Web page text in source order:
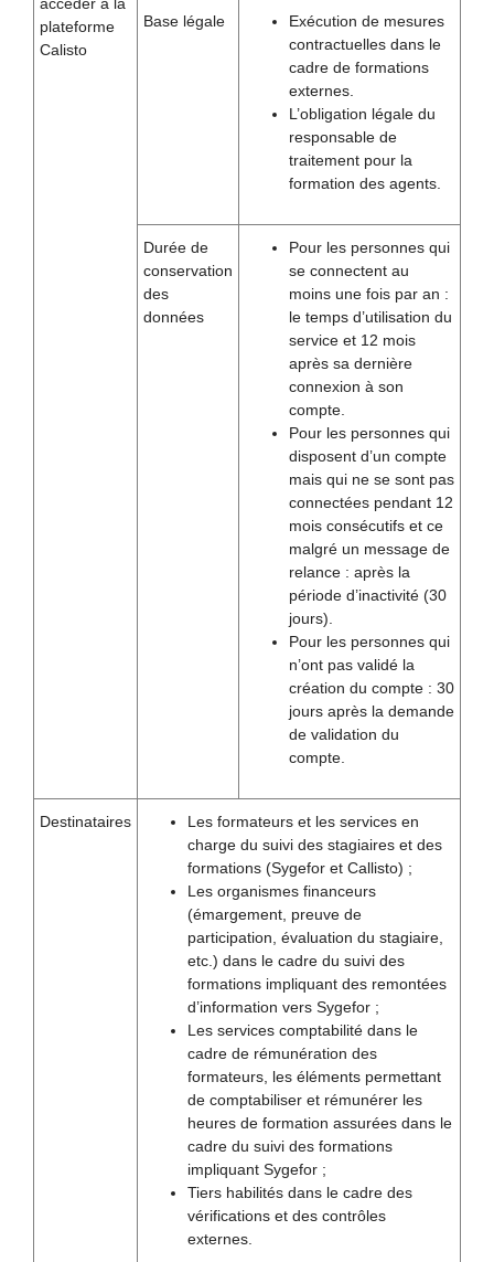
plateforme
Calisto
Base légale
Exécution de mesures
contractuelles dans le
cadre de formations
externes.
L’obligation légale du
responsable de
traitement pour la
formation des agents.
Durée de
conservation
des
données
Pour les personnes qui
se connectent au
moins une fois par an :
le temps d’utilisation du
service et 12 mois
après sa dernière
connexion à son
compte.
Pour les personnes qui
disposent d’un compte
mais qui ne se sont pas
connectées pendant 12
mois consécutifs et ce
malgré un message de
relance : après la
période d’inactivité (30
jours).
Pour les personnes qui
n’ont pas validé la
création du compte : 30
jours après la demande
de validation du
compte.
Destinataires
Les formateurs et les services en
charge du suivi des stagiaires et des
formations (Sygefor et Callisto) ;
Les organismes financeurs
(émargement, preuve de
participation, évaluation du stagiaire,
etc.) dans le cadre du suivi des
formations impliquant des remontées
d’information vers Sygefor ;
Les services comptabilité dans le
cadre de rémunération des
formateurs, les éléments permettant
de comptabiliser et rémunérer les
heures de formation assurées dans le
cadre du suivi des formations
impliquant Sygefor ;
Tiers habilités dans le cadre des
vérifications et des contrôles
externes.